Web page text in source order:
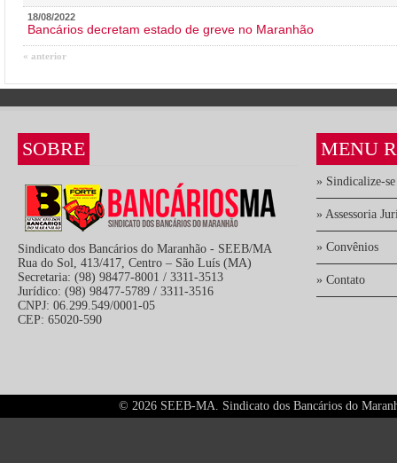
18/08/2022
Bancários decretam estado de greve no Maranhão
« anterior
SOBRE
Sindicato dos Bancários do Maranhão - SEEB/MA
Rua do Sol, 413/417, Centro – São Luís (MA)
Secretaria: (98) 98477-8001 / 3311-3513
Jurídico: (98) 98477-5789 / 3311-3516
CNPJ: 06.299.549/0001-05
CEP: 65020-590
MENU
» Sindicalize-se
» Assessoria
» Convênios
» Contato
© 2026 SEEB-MA. Sindicato dos Bancários do